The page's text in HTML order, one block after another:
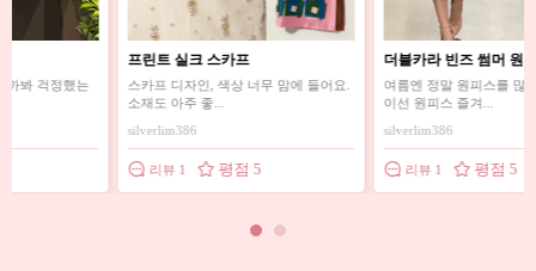
프린트 실크 스카프
스카프 디자인, 색상 너무 맘에 들어요.
평점 5
더블카라 빈즈 썸머 원피스
여름엔 정말 원피스를 많이 입어서 바
이선 원피스 즐겨...
평점 5